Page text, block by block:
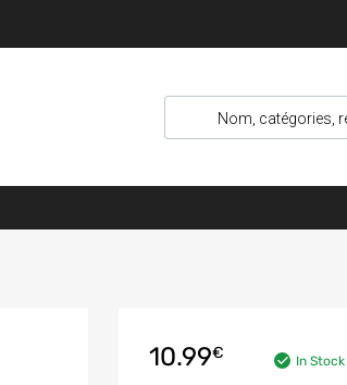
10.99€ In Stock